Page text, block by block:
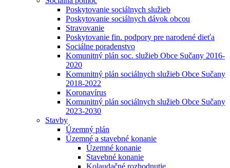
Poskytovanie sociálnych služieb
Poskytovanie sociálnych dávok obcou
Stravovanie
Poskytovanie fin. podpory pre narodené dieťa
Sociálne poradenstvo
Komunitný plán soc. služieb Obce Sučany 2016-
2020
Komunitný plán sociálnych služieb Obce Sučany
2018-2022
Koronavírus
Komunitný plán sociálnych služieb Obce Sučany
2023-2030
Stavby
Územný plán
Územné a stavebné konanie
Územné konanie
Stavebné konanie
Kolaudačné rozhodnutie